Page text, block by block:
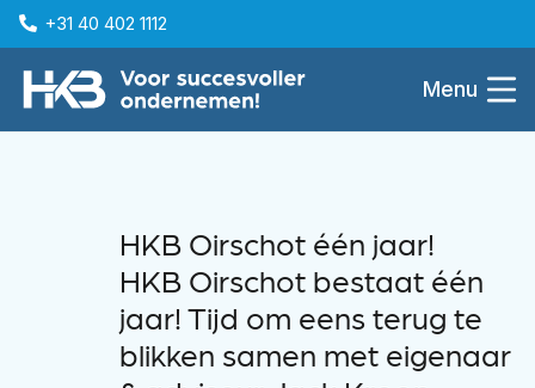
+31 40 402 1112
Menu
HKB Oirschot één jaar!
HKB Oirschot bestaat één
jaar! Tijd om eens terug te
blikken samen met eigenaar